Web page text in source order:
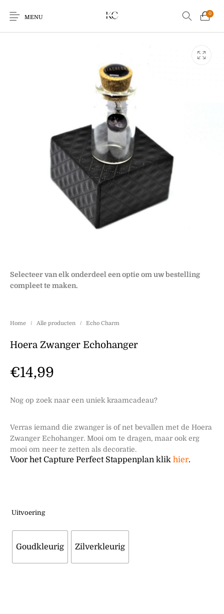
MENU
0
Ringen
Sale! Echo Charm
Home / Alle producten / Echo Charm
Hoera Zwanger Echohanger
€14,99
Nog op zoek naar een uniek kraamcadeau?
Verras iemand die zwanger is of net bevallen met de Hoera
Zwanger Echohanger. Mooi om te dragen, maar ook erg
mooi om neer te zetten als decoratie.
Voor het Capture Perfect Stappenplan klikhier.
Selecteer van elk onderdeel een optie om uw bestelling
compleet te maken.
Uitvoering
Goudkleurig Zilverkleurig